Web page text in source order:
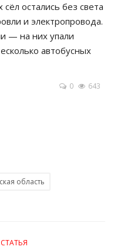
остались без света
и электропровода.
— на них упали
автобусных
0 643
область